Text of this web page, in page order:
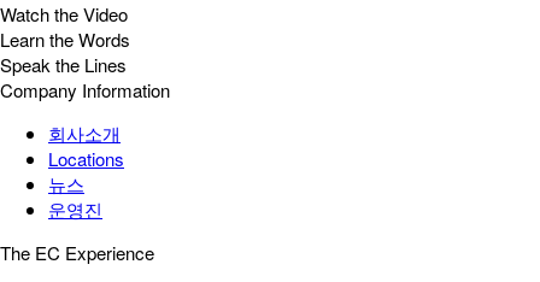
Watch the Video
Learn the Words
Speak the Lines
Company Information
회사소개
Locations
뉴스
운영진
The EC Experience